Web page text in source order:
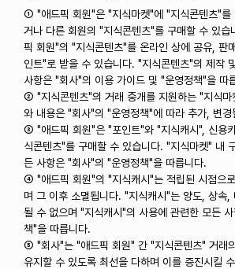
① "애드픽 회원"은 "지식마켓"에 "지식콘텐츠"를
거나 다른 회원의 "지식콘텐츠"를 구매할 수 있
픽 회원"의 "지식콘텐츠"를 온라인 상에 공유, 판
인트"로 받을 수 있습니다. "지식콘텐츠"의 제작
사항은 "회사"의 이용 가이드 및 "운영정책"을 따
② "지식콘텐츠"의 거래 중개를 지원하는 "지식마
와 내용은 "회사"의 "운영정책"에 따라 추가, 변경
③ "애드픽 회원"은 "포인트"와 "지식캐시", 신용
식콘텐츠"를 구매할 수 있습니다. "지식마켓" 내
든 사항은 "회사"의 "운영정책"을 따릅니다.
④ "애드픽 회원"의 "지식캐시"는 적립된 시점으
며 그 이후 소멸됩니다. "지식캐시"는 양도, 상속,
될 수 없으며 "지식캐시"의 사용에 관련한 모든
책"을 따릅니다.
⑤ "회사"는 "애드픽 회원" 간 "지식콘텐츠" 거래
유지할 수 있도록 최선을 다하며 이를 증진시킬